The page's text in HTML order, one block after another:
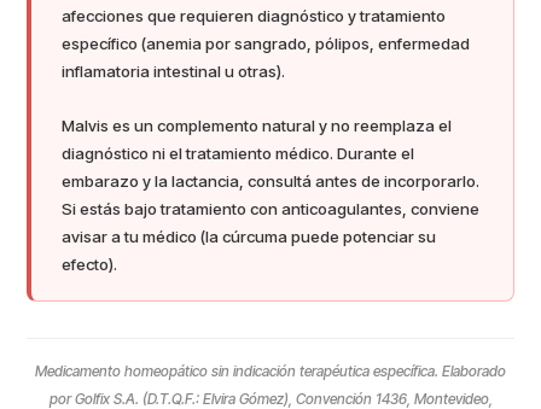
afecciones que requieren diagnóstico y tratamiento
específico (anemia por sangrado, pólipos, enfermedad
inflamatoria intestinal u otras).
Malvis es un complemento natural y no reemplaza el
diagnóstico ni el tratamiento médico. Durante el
embarazo y la lactancia, consultá antes de incorporarlo.
Si estás bajo tratamiento con anticoagulantes, conviene
avisar a tu médico (la cúrcuma puede potenciar su
efecto).
Medicamento homeopático sin indicación terapéutica específica. Elaborado
por Golfix S.A. (D.T.Q.F.: Elvira Gómez), Convención 1436, Montevideo,